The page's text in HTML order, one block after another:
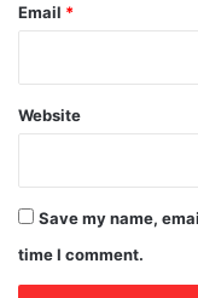
Email *
Website
Save my name,
time I comment.